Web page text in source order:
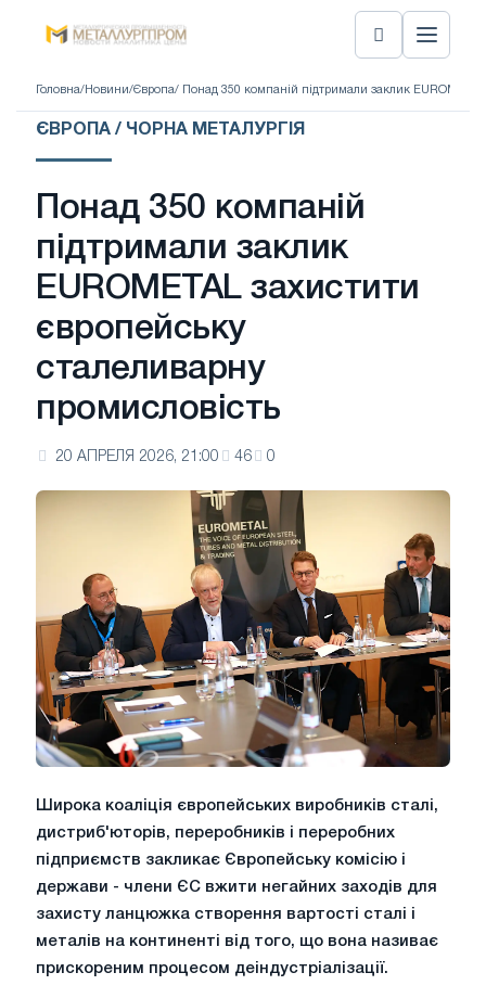
Головна/ Новини/Європа/ Понад 350 компаній підтримали заклик
ЄВРОПА / ЧОРНА МЕТАЛУРГІЯ
Понад 350 компаній
підтримали заклик
EUROMETAL захистити
європейську
сталеливарну
промисловість
20 АПРЕЛЯ 2026, 21:00 46 0
Широка коаліція європейських виробників сталі,
дистриб'юторів, переробників і переробних
підприємств закликає Європейську комісію і
держави - члени ЄС вжити негайних заходів для
захисту ланцюжка створення вартості сталі і
металів на континенті від того, що вона називає
прискореним процесом деіндустріалізації.